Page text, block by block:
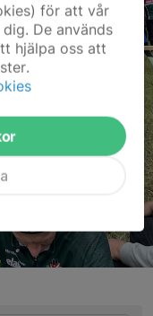
för att vår
De används
hjälpa oss att